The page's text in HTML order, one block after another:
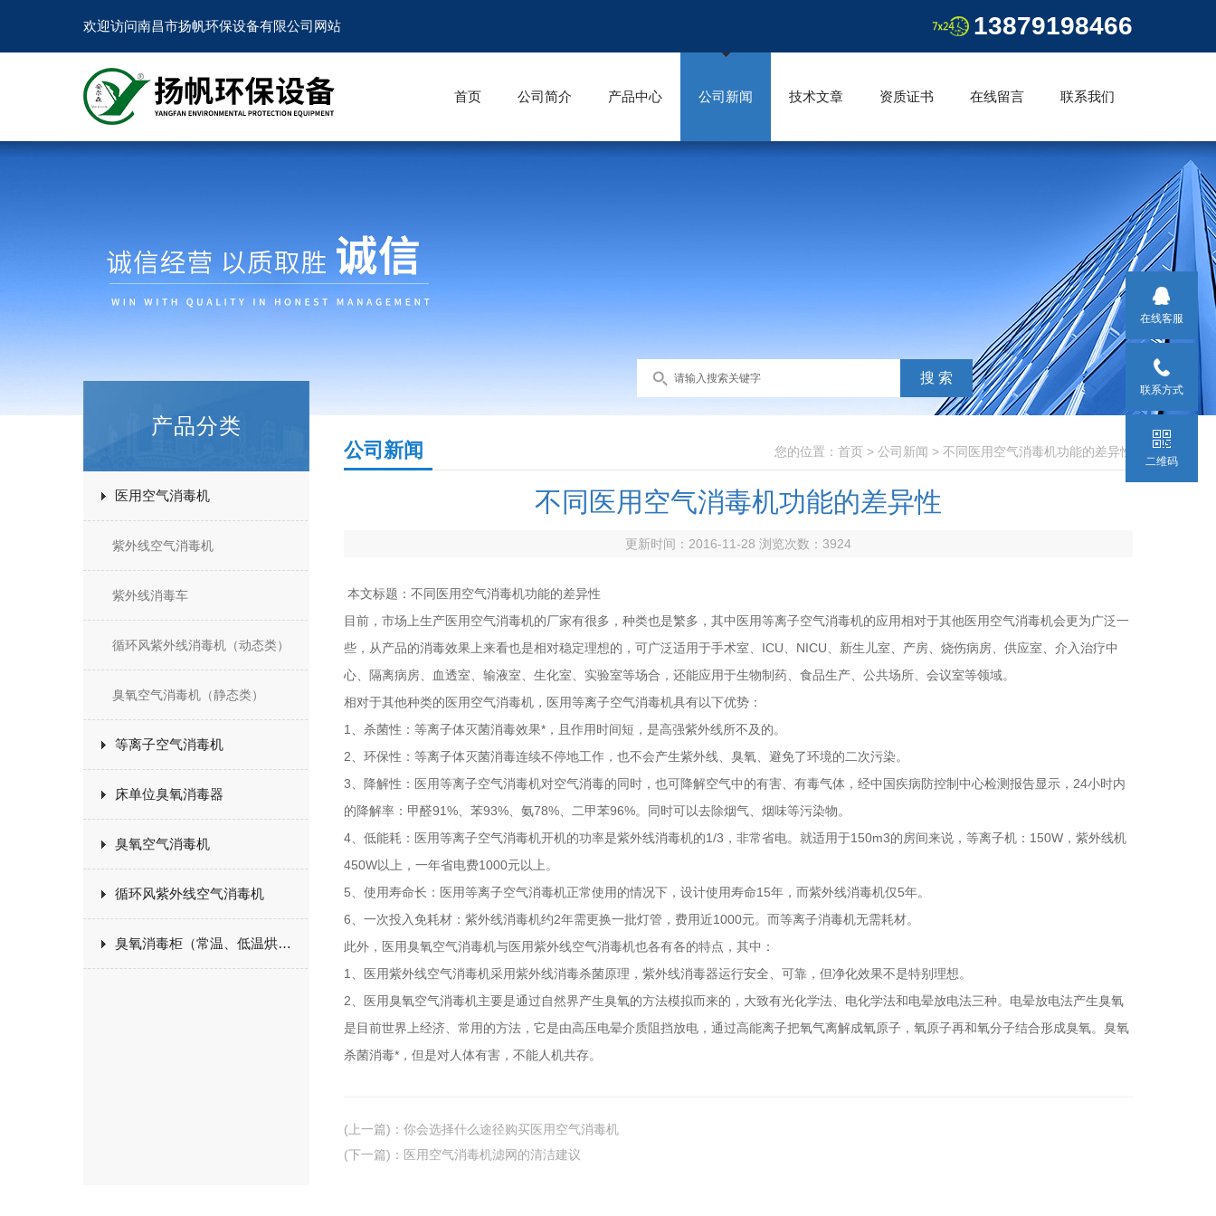
欢迎访问南昌市扬帆环保设备有限公司网站 13879198466
首页 公司简介 产品中心 公司新闻 技术文章 资质证书 在线留言 联系我们
产品分类
医用空气消毒机
紫外线空气消毒机
紫外线消毒车
循环风紫外线消毒机（动态类）
臭氧空气消毒机（静态类）
等离子空气消毒机
床单位臭氧消毒器
臭氧空气消毒机
循环风紫外线空气消毒机
臭氧消毒柜（常温、低温烘干）
您的位置： 首页 > 公司新闻 > 不同医用空气消毒机功能的差异性
公司新闻
不同医用空气消毒机功能的差异性
更新时间：2016-11-28 浏览次数： 3924
本文标题：不同医用空气消毒机功能的差异性
目前，市场上生产医用空气消毒机的厂家有很多，种类也是繁多，其中医用等离子空气消毒机的应用相对于其他医用空气消毒机会更为广泛一
些，从产品的消毒效果上来看也是相对稳定理想的，可广泛适用于手术室、ICU、NICU、新生儿室、产房、烧伤病房、供应室、介入治疗中
心、隔离病房、血透室、输液室、生化室、实验室等场合，还能应用于生物制药、食品生产、公共场所、会议室等领域。
相对于其他种类的医用空气消毒机，医用等离子空气消毒机具有以下优势：
1、杀菌性：等离子体灭菌消毒效果*，且作用时间短，是高强紫外线所不及的。
2、环保性：等离子体灭菌消毒连续不停地工作，也不会产生紫外线、臭氧、避免了环境的二次污染。
3、降解性：医用等离子空气消毒机对空气消毒的同时，也可降解空气中的有害、有毒气体，经中国疾病防控制中心检测报告显示，24小时内
的降解率：甲醛91%、苯93%、氨78%、二甲苯96%。同时可以去除烟气、烟味等污染物。
4、低能耗：医用等离子空气消毒机开机的功率是紫外线消毒机的1/3，非常省电。就适用于150m3的房间来说，等离子机：150W，紫外线机
450W以上，一年省电费1000元以上。
5、使用寿命长：医用等离子空气消毒机正常使用的情况下，设计使用寿命15年，而紫外线消毒机仅5年。
6、一次投入免耗材：紫外线消毒机约2年需更换一批灯管，费用近1000元。而等离子消毒机无需耗材。
此外，医用臭氧空气消毒机与医用紫外线空气消毒机也各有各的特点，其中：
1、医用紫外线空气消毒机采用紫外线消毒杀菌原理，紫外线消毒器运行安全、可靠，但净化效果不是特别理想。
2、医用臭氧空气消毒机主要是通过自然界产生臭氧的方法模拟而来的，大致有光化学法、电化学法和电晕放电法三种。电晕放电法产生臭氧
是目前世界上经济、常用的方法，它是由高压电晕介质阻挡放电，通过高能离子把氧气离解成氧原子，氧原子再和氧分子结合形成臭氧。臭氧
杀菌消毒*，但是对人体有害，不能人机共存。
(上一篇) ： 你会选择什么途径购买医用空气消毒机
(下一篇) ： 医用空气消毒机滤网的清洁建议
在线客服
联系方式
二维码